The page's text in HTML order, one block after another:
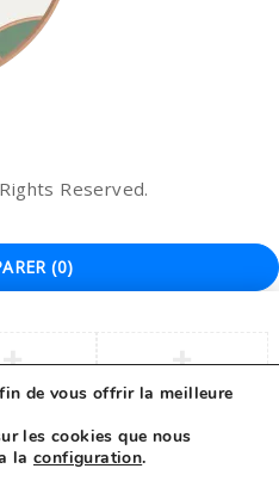
Reserved.
de vous offrir la meilleure
les cookies que nous
la configuration.
(0)
products